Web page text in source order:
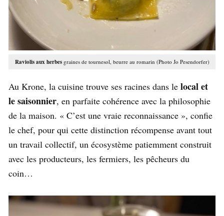
Raviolis aux herbesgraines de tournesol, beurre au romarin (Photo Jo Pesendorfer)
Au Krone, la cuisine trouve ses racines dans le local et
le saisonnier, en parfaite cohérence avec la philosophie
de la maison. « C’est une vraie reconnaissance », confie
le chef, pour qui cette distinction récompense avant tout
un travail collectif, un écosystème patiemment construit
avec les producteurs, les fermiers, les pêcheurs du
coin…